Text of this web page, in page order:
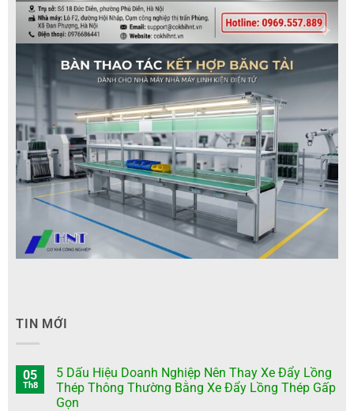
TIN MỚI
05
Th8
5 Dấu Hiệu Doanh Nghiệp Nên Thay Xe Đẩy Lồng
Thép Thông Thường Bằng Xe Đẩy Lồng Thép Gấp
Gọn